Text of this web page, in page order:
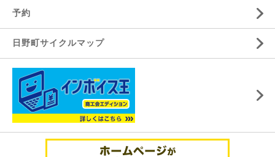
予約
日野町サイクルマップ